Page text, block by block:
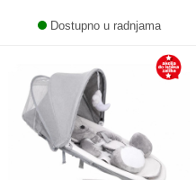
Dostupno u radnjama